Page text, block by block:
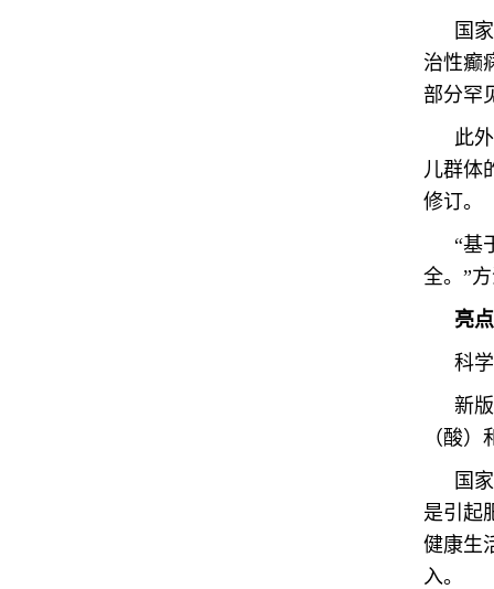
国
治性癫
部分罕
此
儿群体
修订。
“基
全。”
亮
科
新
（酸
国
是引起
健康生
入。